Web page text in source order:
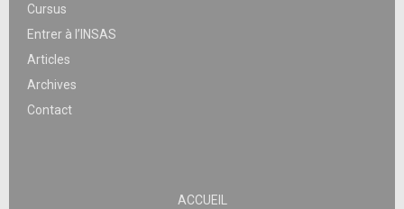
Cursus
Entrer à l’INSAS
Articles
Archives
Contact
ACCUEIL